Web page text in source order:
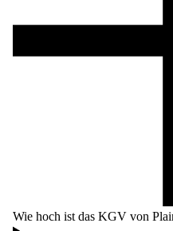
Wie hoch ist das KGV von